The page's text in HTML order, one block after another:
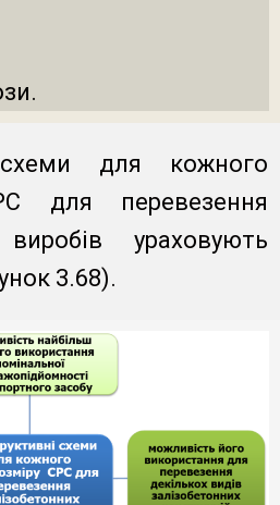
схеми для кожного
для перевезення
виробів ураховують
3.68).